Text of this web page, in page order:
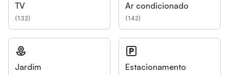
TV
(132)
Ar condicionado
(142)
Jardim Estacionamento